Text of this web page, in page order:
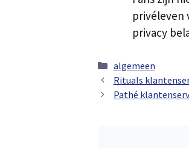
privéleven
privacy
Categorieën
algemeen
Rituals
Pathé